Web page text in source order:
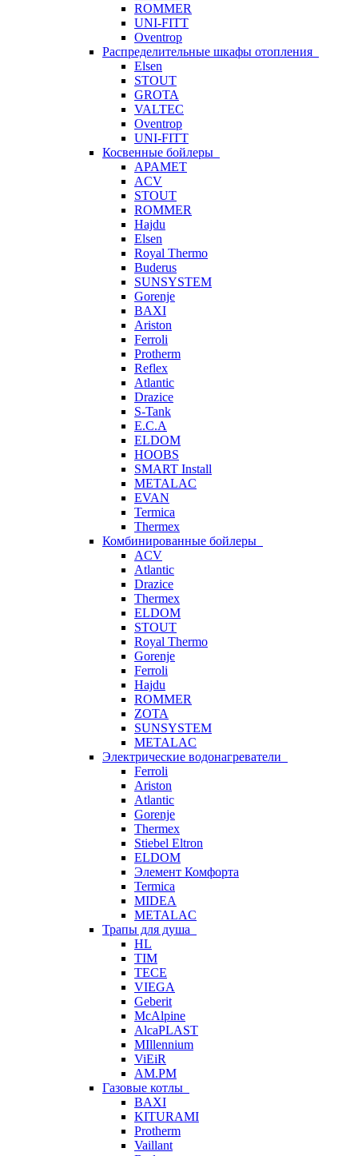
ROMMER
UNI-FITT
Oventrop
Распределительные шкафы отопления
Elsen
STOUT
GROTA
VALTEC
Oventrop
UNI-FITT
Косвенные бойлеры
APAMET
ACV
STOUT
ROMMER
Hajdu
Elsen
Royal Thermo
Buderus
SUNSYSTEM
Gorenje
BAXI
Ariston
Ferroli
Protherm
Reflex
Atlantic
Drazice
S-Tank
E.C.A
ELDOM
HOOBS
SMART Install
METALAC
EVAN
Termica
Thermex
Комбинированные бойлеры
ACV
Atlantic
Drazice
Thermex
ELDOM
STOUT
Royal Thermo
Gorenje
Ferroli
Hajdu
ROMMER
ZOTA
SUNSYSTEM
METALAC
Электрические водонагреватели
Ferroli
Ariston
Atlantic
Gorenje
Thermex
Stiebel Eltron
ELDOM
Элемент Комфорта
Termica
MIDEA
METALAC
Трапы для душа
HL
TIM
TECE
VIEGA
Geberit
McAlpine
AlcaPLAST
MIllennium
ViEiR
AM.PM
Газовые котлы
BAXI
KITURAMI
Protherm
Vaillant